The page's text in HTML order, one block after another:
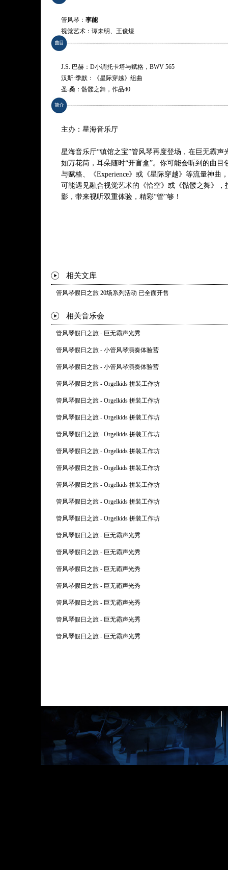
管风琴： 李能
视觉艺术：谭未明、王俊煜
J.S. 巴赫：D小调托卡塔与赋格，BWV 565
汉斯·季默：《星际穿越》组曲
圣-桑：骷髅之舞，作品40
盲盒惊喜敬请期待
或
鲁多维科·艾奥迪：Experience
盲盒惊喜敬请期待
* 曲目以演出现场为准
主办：星海音乐厅
星海音乐厅“镇馆之宝”管风琴再度登场，在巨无霸声
如万花筒，耳朵随时“开盲盒”。你可能会听到的曲目
与赋格、《Experience》或《星际穿越》等流量神曲
可能遇见融合视觉艺术的《恰空》或《骷髅之舞》，
影，带来视听双重体验，精彩“管”够！
相关文库
管风琴假日之旅 20场系列活动 已全面开售
相关音乐会
管风琴假日之旅 - 巨无霸声光秀
管风琴假日之旅 - 小管风琴演奏体验营
管风琴假日之旅 - 小管风琴演奏体验营
管风琴假日之旅 - Orgelkids 拼装工作坊
管风琴假日之旅 - Orgelkids 拼装工作坊
管风琴假日之旅 - Orgelkids 拼装工作坊
管风琴假日之旅 - Orgelkids 拼装工作坊
管风琴假日之旅 - Orgelkids 拼装工作坊
管风琴假日之旅 - Orgelkids 拼装工作坊
管风琴假日之旅 - Orgelkids 拼装工作坊
管风琴假日之旅 - Orgelkids 拼装工作坊
管风琴假日之旅 - Orgelkids 拼装工作坊
管风琴假日之旅 - 巨无霸声光秀
管风琴假日之旅 - 巨无霸声光秀
管风琴假日之旅 - 巨无霸声光秀
管风琴假日之旅 - 巨无霸声光秀
管风琴假日之旅 - 巨无霸声光秀
管风琴假日之旅 - 巨无霸声光秀
管风琴假日之旅 - 巨无霸声光秀